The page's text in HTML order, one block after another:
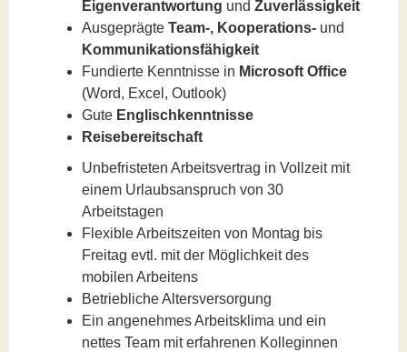
Eigenverantwortung und Zuverlässigkeit
Ausgeprägte Team-, Kooperations- und
Kommunikationsfähigkeit
Fundierte Kenntnisse in Microsoft Office
(Word, Excel, Outlook)
Gute Englischkenntnisse
Reisebereitschaft
Unbefristeten Arbeitsvertrag in Vollzeit mit
einem Urlaubsanspruch von 30
Arbeitstagen
Flexible Arbeitszeiten von Montag bis
Freitag evtl. mit der Möglichkeit des
mobilen Arbeitens
Betriebliche Altersversorgung
Ein angenehmes Arbeitsklima und ein
nettes Team mit erfahrenen Kolleginnen